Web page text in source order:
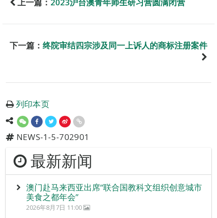
下一篇： 终院审结四宗涉及同一上诉人的商标注册案件
列印本页
NEWS-1-5-702901
最新新闻
澳门赴马来西亚出席“联合国教科文组织创意城市
美食之都年会”
2026年8月7日 11:00